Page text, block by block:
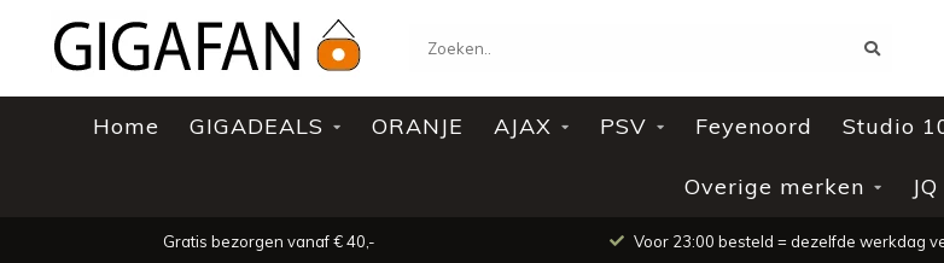
Home GIGADEALS ORANJE AJAX PSV Feyenoord Studio
Overige merken JQ
Gratis bezorgen vanaf € 40,- Voor 23:00 besteld = dezelfde werkdag